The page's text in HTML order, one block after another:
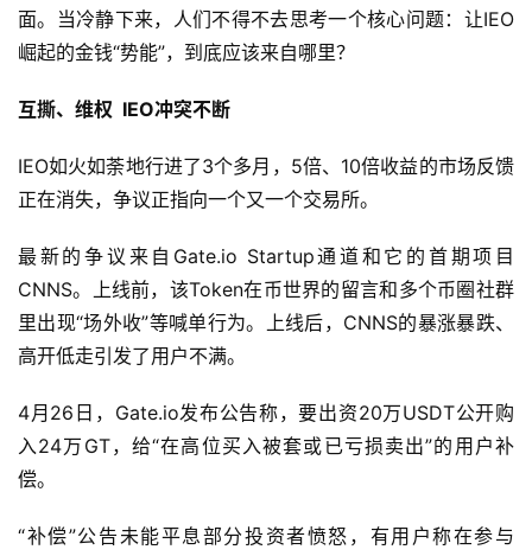
面。当冷静下来，人们不得不去思考一个核心问题：让IEO
崛起的金钱“势能”，到底应该来自哪里？
互撕、维权 IEO冲突不断
IEO如火如荼地行进了3个多月，5倍、10倍收益的市场反馈
正在消失，争议正指向一个又一个交易所。
最新的争议来自Gate.io Startup通道和它的首期项目
CNNS。上线前，该Token在币世界的留言和多个币圈社群
里出现“场外收”等喊单行为。上线后，CNNS的暴涨暴跌、
高开低走引发了用户不满。
4月26日，Gate.io发布公告称，要出资20万USDT公开购
入24万GT，给“在高位买入被套或已亏损卖出”的用户补
偿。
“补偿”公告未能平息部分投资者愤怒，有用户称在参与